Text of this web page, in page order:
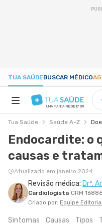
TUA SAÚDEBUSCAR MÉDICO
NUTRIÇÃO
GRAVIDEZ
UMA MARCA REDE D'OR
Tua Saúde Saúde A-Z
Endocardite: o
causas e
Atualizado em janeiro 2024
Revisão médica: Drª.
Cardiologista CRM
Criado por: Equipe
Sintomas Causas Tipos